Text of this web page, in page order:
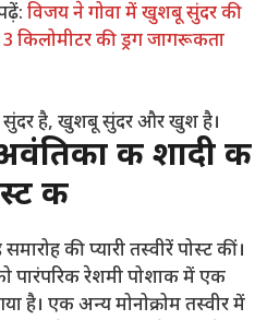
विजय ने गोवा में खुशबू सुंदर की
3 किलोमीटर की ड्रग जागरूकता
सुंदर है, खुशबू सुंदर और खुश है।
की शादी की
की
की प्यारी तस्वीरें पोस्ट कीं।
पारंपरिक रेशमी पोशाक में एक
है। एक अन्य मोनोक्रोम तस्वीर में